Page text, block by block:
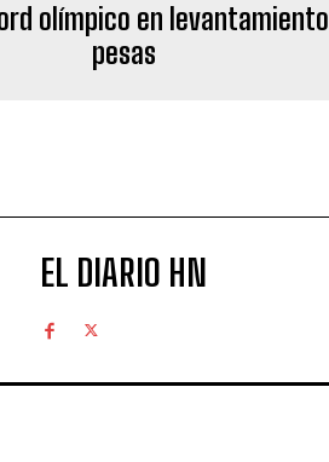
olímpico en
pesas
EL DIARIO HN